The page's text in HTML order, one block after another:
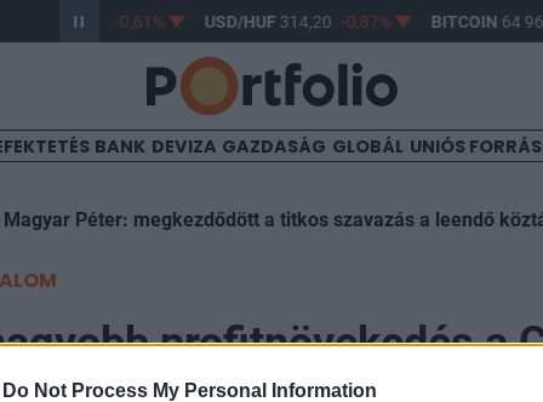
Do Not Process My Personal Information
363,17 -0,61% USD/HUF 314,20 -0,87% BITCOIN64
BANK DEVIZA GAZDASÁG GLOBÁL UNIÓS
Magyar Péter: megkezdődött a titkos szavazás a leendő
profitnövekedés a